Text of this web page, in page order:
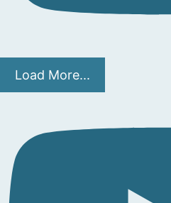
Load More...